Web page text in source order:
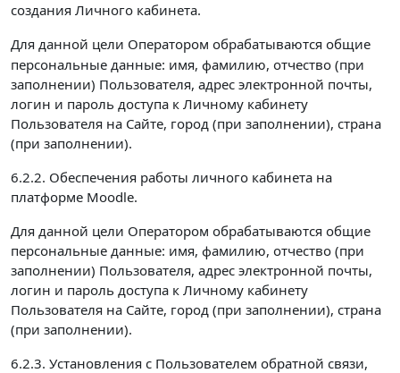
создания Личного кабинета.
Для данной цели Оператором обрабатываются общие
персональные данные: имя, фамилию, отчество (при
заполнении) Пользователя, адрес электронной почты,
логин и пароль доступа к Личному кабинету
Пользователя на Сайте, город (при заполнении), страна
(при заполнении).
6.2.2. Обеспечения работы личного кабинета на
платформе Moodle.
Для данной цели Оператором обрабатываются общие
персональные данные: имя, фамилию, отчество (при
заполнении) Пользователя, адрес электронной почты,
логин и пароль доступа к Личному кабинету
Пользователя на Сайте, город (при заполнении), страна
(при заполнении).
6.2.3. Установления с Пользователем обратной связи,